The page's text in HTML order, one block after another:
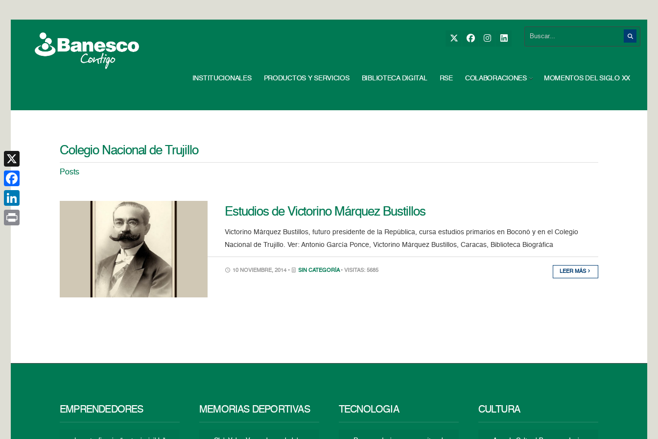
INSTITUCIONALES PRODUCTOS Y SERVICIOS BIBLIOTECA DIGITAL RSE COLABORACIONES MOMENTOS DEL SIGLO XX
Colegio Nacional de Trujillo
Posts
Estudios de Victorino Márquez Bustillos
Victorino Márquez Bustillos, futuro presidente de la República, cursa estudios primarios en Boconó y en el Colegio
Nacional de Trujillo. Ver: Antonio García Ponce, Victorino Márquez Bustillos, Caracas, Biblioteca Biográfica
10 NOVIEMBRE, 2014 • SIN CATEGORÍA • VISITAS: 5685 LEER MÁS
EMPRENDEDORES MEMORIAS DEPORTIVAS TECNOLOGÍA CULTURA
X
Facebook
LinkedIn